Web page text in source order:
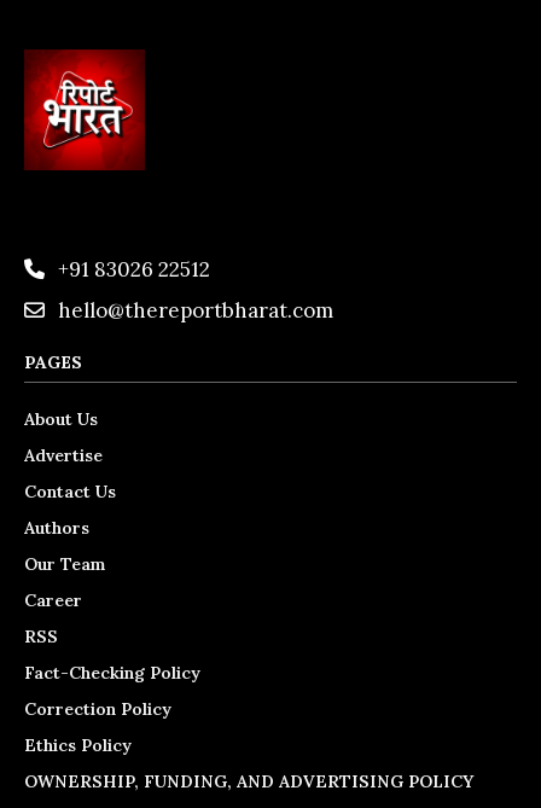
+91 83026 22512
hello@thereportbharat.com
PAGES
About Us
Advertise
Contact Us
Authors
Our Team
Career
RSS
Fact-Checking Policy
Correction Policy
Ethics Policy
OWNERSHIP, FUNDING, AND ADVERTISING POLICY